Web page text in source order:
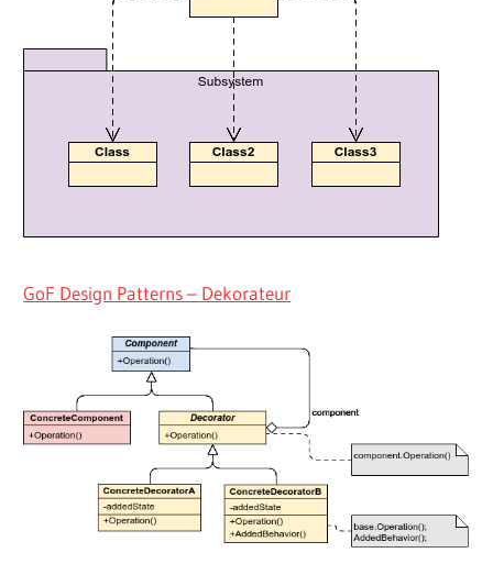
GoF Design Patterns – Dekorateur